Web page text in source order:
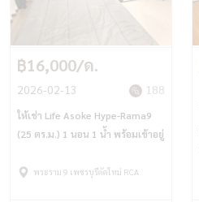
฿16,000/ด.
2026-02-13 188
ให้เช่า Life Asoke Hype-Rama9
(25 ตร.ม.) 1 นอน 1 น้ำ พร้อมเข้าอยู่
พระราม 9 เพชรบุรีตัดใหม่ RCA